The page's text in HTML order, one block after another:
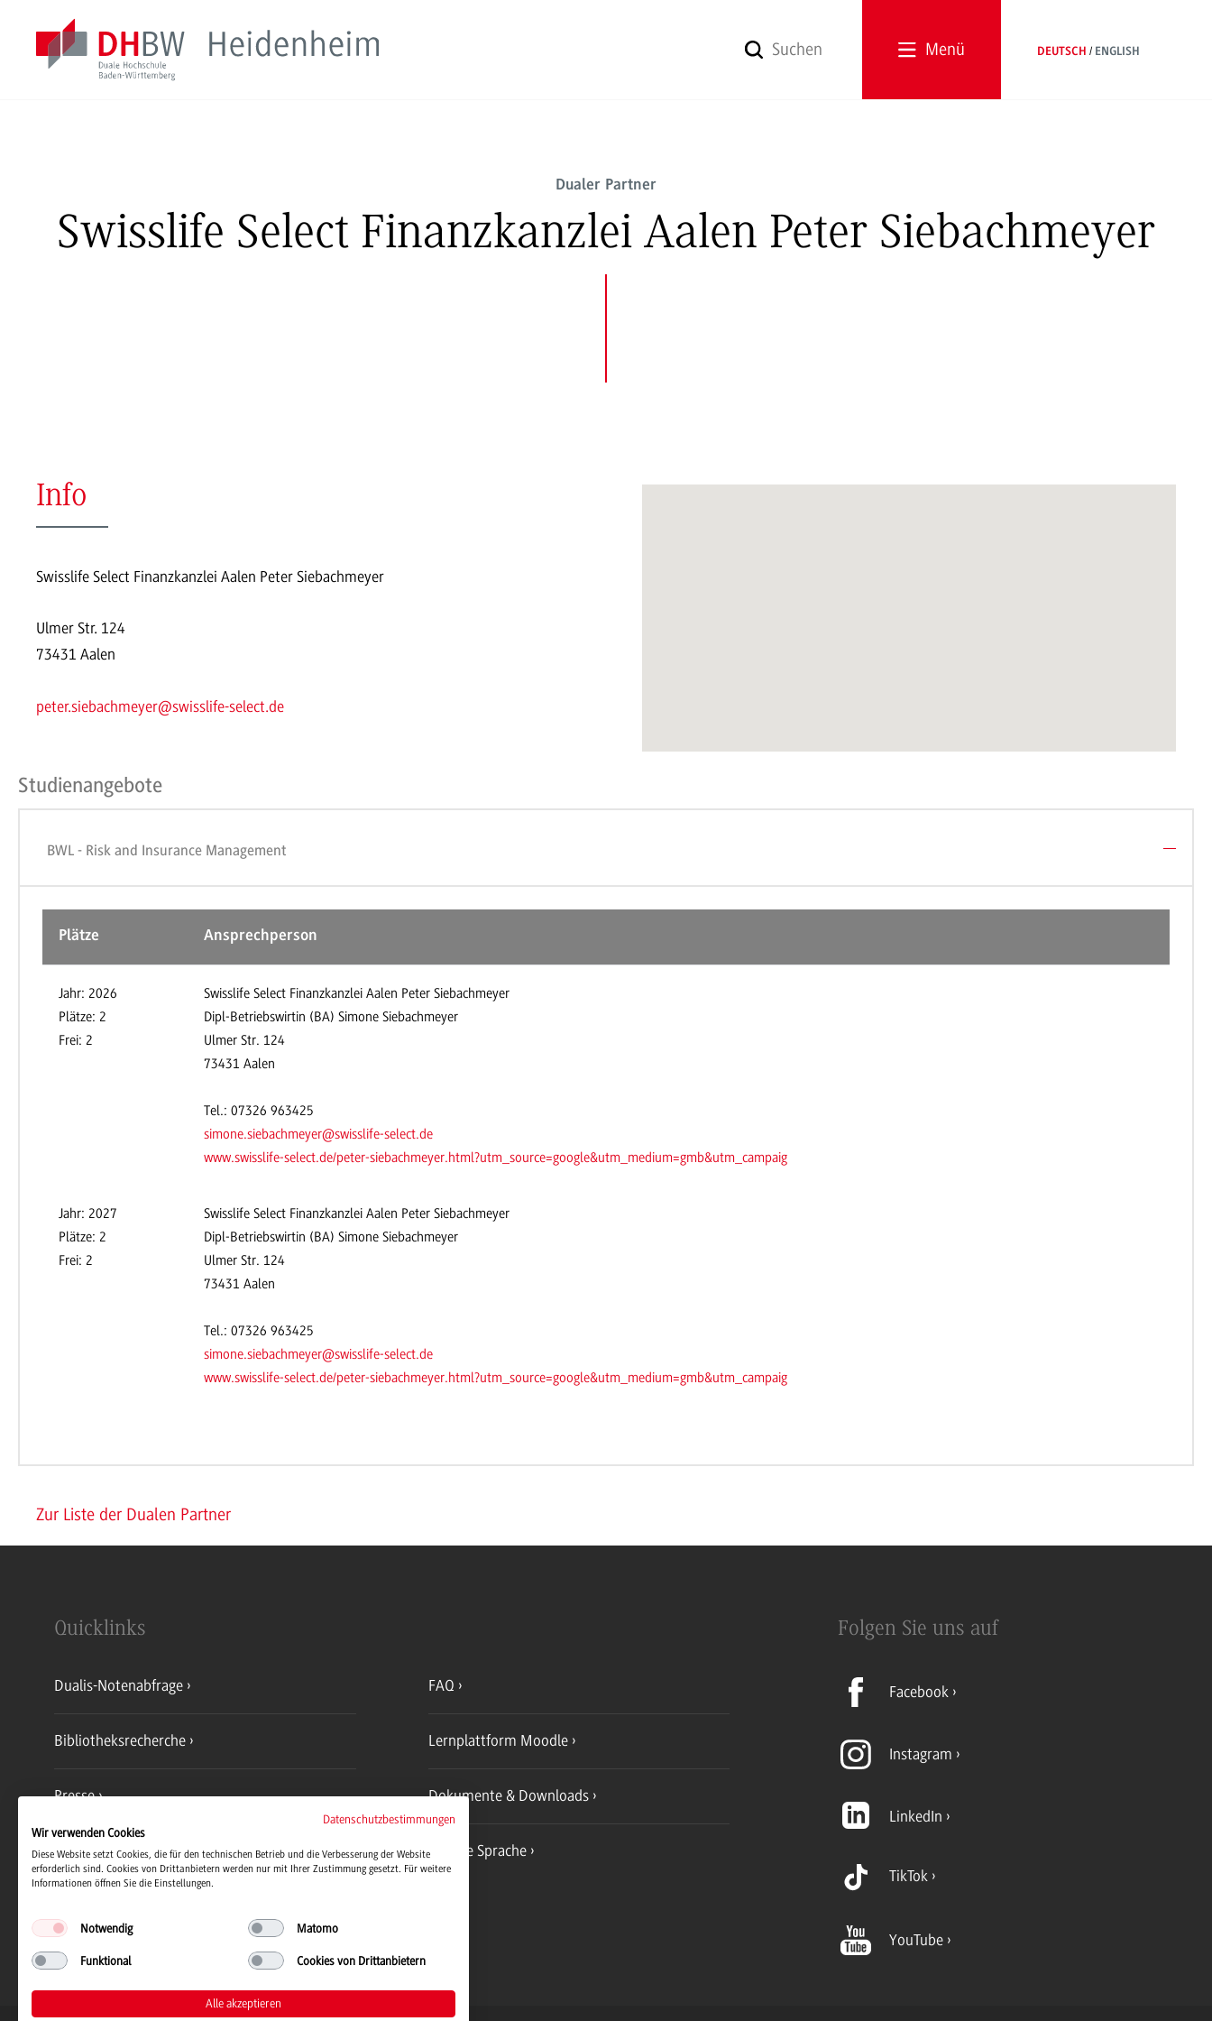
Menü DEUTSCH ENGLISH
Dualer Partner
Swisslife Select Finanzkanzlei Aalen Peter Siebachmeyer
Info
Swisslife Select Finanzkanzlei Aalen Peter Siebachmeyer
Ulmer Str. 124
73431 Aalen
peter.siebachmeyer@swisslife-select.de
Studienangebote
BWL - Risk and Insurance Management
Plätze Ansprechperson
Jahr: 2026
Plätze: 2
Frei: 2
Swisslife Select Finanzkanzlei Aalen Peter Siebachmeyer
Dipl-Betriebswirtin (BA) Simone Siebachmeyer
Ulmer Str. 124
73431 Aalen
Tel.: 07326 963425
simone.siebachmeyer@swisslife-select.de
www.swisslife-select.de/peter-siebachmeyer.html?utm_source=google&utm_medium=gmb&utm_campaig
Jahr: 2027
Plätze: 2
Frei: 2
Swisslife Select Finanzkanzlei Aalen Peter Siebachmeyer
Dipl-Betriebswirtin (BA) Simone Siebachmeyer
Ulmer Str. 124
73431 Aalen
Tel.: 07326 963425
simone.siebachmeyer@swisslife-select.de
www.swisslife-select.de/peter-siebachmeyer.html?utm_source=google&utm_medium=gmb&utm_campaig
Zur Liste der Dualen Partner
Quicklinks
Dualis-Notenabfrage FAQ
Bibliotheksrecherche Lernplattform Moodle
Presse Dokumente & Downloads
Jobs und Karriere Leichte Sprache
Folgen Sie uns auf
Facebook
Instagram
LinkedIn
TikTok
YouTube
Datenschutzbestimmungen
Wir verwenden Cookies
Diese Website setzt Cookies, die für den technischen Betrieb und die Verbesserung der Website
erforderlich sind. Cookies von Drittanbietern werden nur mit Ihrer Zustimmung gesetzt. Für weitere
Informationen öffnen Sie die Einstellungen.
Notwendig Matomo
Funktional Cookies von Drittanbietern
Alle akzeptieren